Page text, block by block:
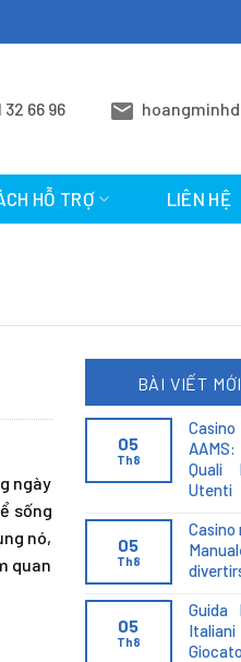
32 66 96
HỖ TRỢ LIÊN HỆ
ngày
sống
nó,
quan
BÀI VIẾT MỚI
05
Th8
Quali
Utenti
05
Th8
05
Th8
Guida